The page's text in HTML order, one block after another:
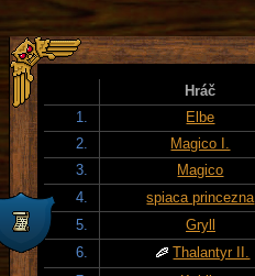
Hráč
1.
Elbe
2.
Magico I.
3.
Magico
4.
spiaca princezna
5.
Gryll
6.
Thalantyr II.